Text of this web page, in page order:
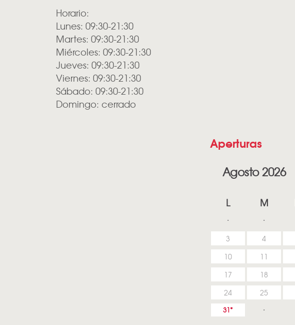
Horario:
Lunes: 09:30-21:30
Martes: 09:30-21:30
Miércoles: 09:30-21:30
Jueves: 09:30-21:30
Viernes: 09:30-21:30
Sábado: 09:30-21:30
Domingo: cerrado
Aperturas
Agosto 2026
L M
3 4
10 11
17 18
24 25
31